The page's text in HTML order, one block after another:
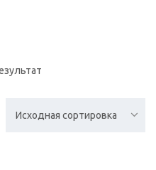
Исходная сортировка